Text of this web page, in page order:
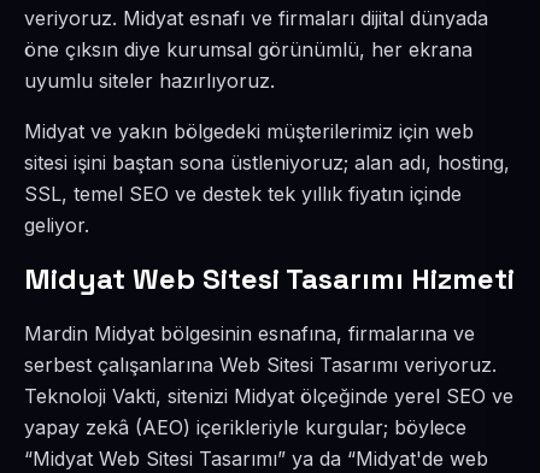
veriyoruz. Midyat esnafı ve firmaları dijital dünyada
öne çıksın diye kurumsal görünümlü, her ekrana
uyumlu siteler hazırlıyoruz.
Midyat ve yakın bölgedeki müşterilerimiz için web
sitesi işini baştan sona üstleniyoruz; alan adı, hosting,
SSL, temel SEO ve destek tek yıllık fiyatın içinde
geliyor.
Midyat Web Sitesi Tasarımı Hizmeti
Mardin Midyat bölgesinin esnafına, firmalarına ve
serbest çalışanlarına Web Sitesi Tasarımı veriyoruz.
Teknoloji Vakti, sitenizi Midyat ölçeğinde yerel SEO ve
yapay zekâ (AEO) içerikleriyle kurgular; böylece
“Midyat Web Sitesi Tasarımı” ya da “Midyat'de web